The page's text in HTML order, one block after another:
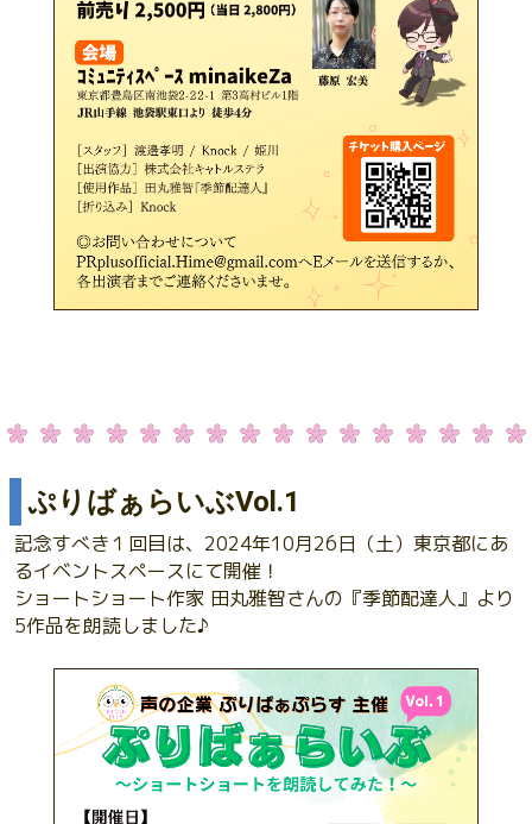
ぷりばぁらいぶVol.1
記念すべき１回目は、2024年10月26日（土）東京都にあ
るイベントスペースにて開催！
ショートショート作家 田丸雅智さんの『季節配達人』より
5作品を朗読しました♪